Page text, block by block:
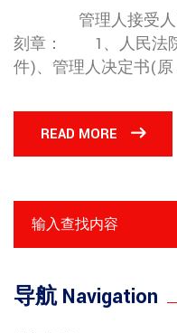
管理人接受人民
刻章： 1、人民法
件)、管理人决定书(原
READ MORE
导航 Navigation